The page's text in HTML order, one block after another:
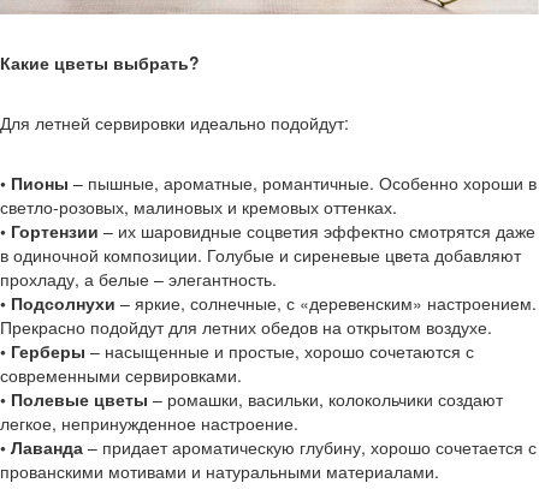
Какие цветы выбрать?
Для летней сервировки идеально подойдут:
• Пионы – пышные, ароматные, романтичные. Особенно хороши в
светло-розовых, малиновых и кремовых оттенках.
• Гортензии – их шаровидные соцветия эффектно смотрятся даже
в одиночной композиции. Голубые и сиреневые цвета добавляют
прохладу, а белые – элегантность.
• Подсолнухи – яркие, солнечные, с «деревенским» настроением.
Прекрасно подойдут для летних обедов на открытом воздухе.
• Герберы – насыщенные и простые, хорошо сочетаются с
современными сервировками.
• Полевые цветы – ромашки, васильки, колокольчики создают
легкое, непринужденное настроение.
• Лаванда – придает ароматическую глубину, хорошо сочетается с
прованскими мотивами и натуральными материалами.